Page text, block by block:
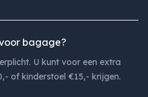
bagage?
U kunt voor een extra
of kinderstoel €15,- krijgen.